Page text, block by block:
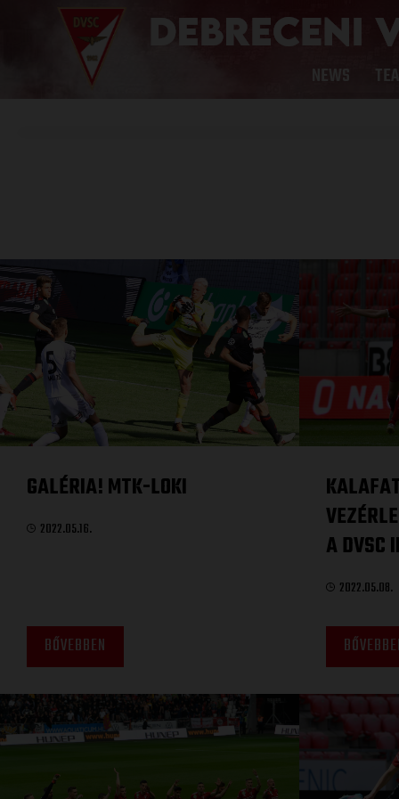
NEWS
GALÉRIA! MTK-LOKI
2022.05.16.
BŐVEBBEN
A DVSC
2022.05.08.